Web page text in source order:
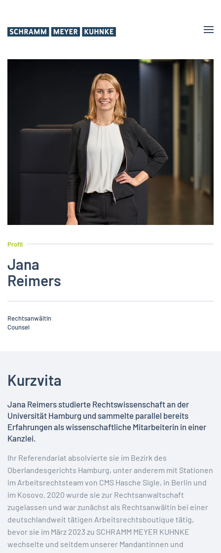
Zum
Profil
Jana
Reimers
Rechtsanwältin
Counsel
Kurzvita
Jana Reimers studierte Rechtswissenschaft an der
Universität Hamburg und sammelte parallel bereits
Erfahrungen als wissenschaftliche Mitarbeiterin in einer
Kanzlei.
Ihr Referendariat absolvierte sie im Bezirk des
Oberlandesgerichts Hamburg, unter anderem mit Stationen
im Arbeitsrechtsteam von CMS Hasche Sigle, in Berlin und
im Kosovo. 2020 wurde sie zur Rechtsanwaltschaft
zugelassen und war zunächst als Rechtsanwältin bei einer
deutschlandweit tätigen Arbeitsrechtsboutique tätig,
bevor sie im März 2023 zu SCHRAMM MEYER KUHNKE
wechselte und seitdem unserer Mandantinnen und